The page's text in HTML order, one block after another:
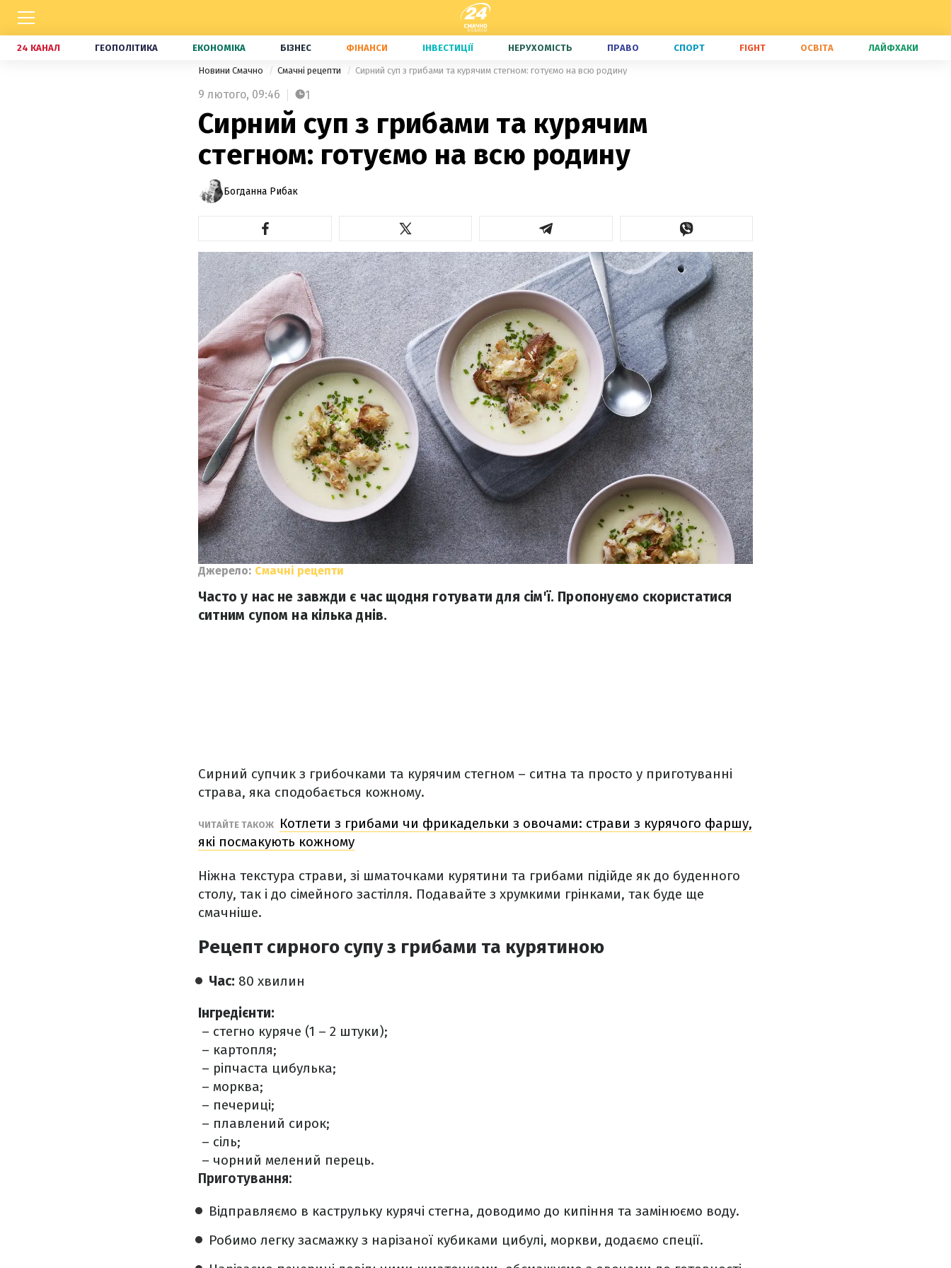
24 КАНАЛ ГЕОПОЛІТИКА ЕКОНОМІКА БІЗНЕС ФІНАНСИ ІНВЕСТИЦІЇ НЕРУХОМІСТЬ ПРАВО СПОРТ FIGHT ОСВІТА ЛАЙФХАКИ
Новини Смачно Смачні рецепти Сирний суп з грибами та курячим стегном: готуємо на всю родину
9 лютого, 09:46 1
Сирний суп з грибами та курячим
стегном: готуємо на всю родину
Богданна Рибак
Джерело: Смачні рецепти
Часто у нас не завжди є час щодня готувати для сім'ї. Пропонуємо скористатися
ситним супом на кілька днів.
Сирний супчик з грибочками та курячим стегном – ситна та просто у приготуванні
страва, яка сподобається кожному.
ЧИТАЙТЕ ТАКОЖ
Котлети з грибами чи фрикадельки з овочами: страви з курячого фаршу,
які посмакують кожному
Ніжна текстура страви, зі шматочками курятини та грибами підійде як до буденного
столу, так і до сімейного застілля. Подавайте з хрумкими грінками, так буде ще
смачніше.
Рецепт сирного супу з грибами та курятиною
Час: 80 хвилин
Інгредієнти:
– стегно куряче (1 – 2 штуки);
– картопля;
– ріпчаста цибулька;
– морква;
– печериці;
– плавлений сирок;
– сіль;
– чорний мелений перець.
Приготування:
Відправляємо в каструльку курячі стегна, доводимо до кипіння та замінюємо воду.
Робимо легку засмажку з нарізаної кубиками цибулі, моркви, додаємо спеції.